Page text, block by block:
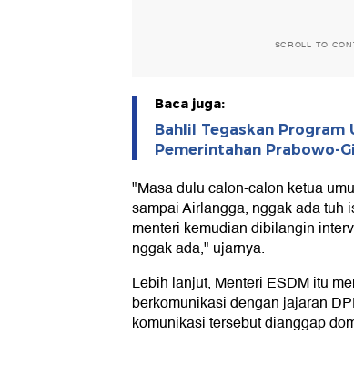
SCROLL TO
Baca juga:
Bahlil Tegaskan Program
Pemerintahan Prabowo-
"Masa dulu calon-calon ketua
sampai Airlangga, nggak ada tuh
menteri kemudian dibilangin
nggak ada," ujarnya.
Lebih lanjut, Menteri ESDM itu
berkomunikasi dengan jajaran
komunikasi tersebut dianggap